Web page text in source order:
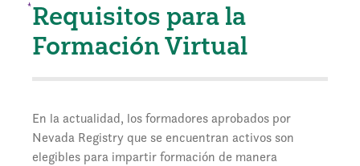
Requisitos para la
Formación Virtual
En la actualidad, los formadores aprobados por
Nevada Registry que se encuentran activos son
elegibles para impartir formación de manera